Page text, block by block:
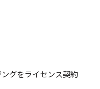
グをライセンス契約